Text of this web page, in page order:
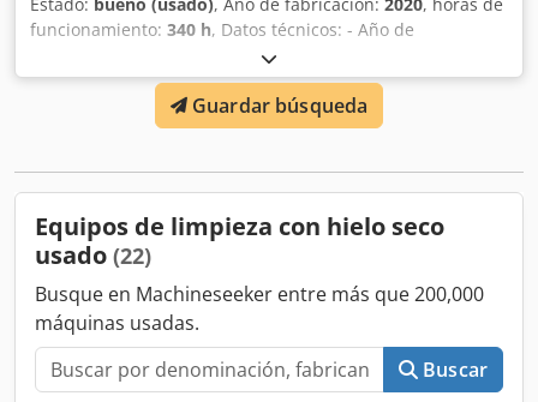
funcionamiento: 340 h, Datos técnicos: - Año de
fabricación: - Horas de funcionamiento: 340 - Capacidad
de hielo seco: 18,2 kg - Tasa de alimentación: 0–2 kg/min -
Dimensiones: 91,4 × 50,8 × 101,6 cm - Peso: aprox. 117 kg -
Consumo de aire: 1,4–4,7 m³/min a 5,5 bar - Rango de
mangueras, pistola y boquilla redonda. Precio neto más
Guardar búsqueda
Equipos de limpieza con hielo seco
usado (22)
Busque en Machineseeker entre más que 200,000
máquinas usadas.
Buscar